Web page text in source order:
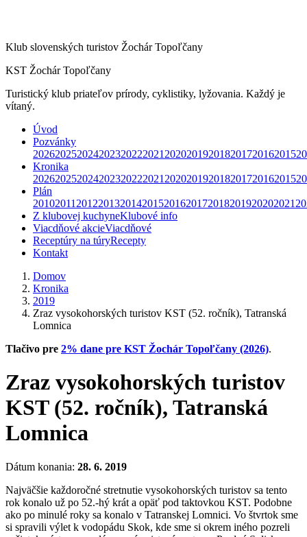
Klub slovenských turistov Žochár Topoľčany
KST Žochár Topoľčany
Turistický klub priateľov prírody, cyklistiky, lyžovania. Každý je
vítaný.
Úvod
Pozvánky
202620252024202320222021 202020192018201720162015
Kronika
202620252024202320222021 202020192018201720162015
Plán
20102011 2012201320142015201620172018201920202021
Z klubovej kuchyneKlubové info
Viacdňové akcieViacdňové
Receptúry na túryRecepty
Kontakt
Domov
Kronika
2019
Zraz vysokohorských turistov KST (52. ročník), Tatranská
Lomnica
Tlačivo pre 2% dane pre KST Žochár Topoľčany (2026).
Zraz vysokohorských turistov
KST (52. ročník), Tatranská
Lomnica
Dátum konania: 28. 6. 2019
Najväčšie každoročné stretnutie vysokohorských turistov sa tento
rok konalo už po 52.-hý krát a opäť pod taktovkou KST. Podobne
ako po minulé roky sa konalo v Tatranskej Lomnici. Vo štvrtok sme
si spravili výlet k vodopádu Skok, kde sme si okrem iného pozreli